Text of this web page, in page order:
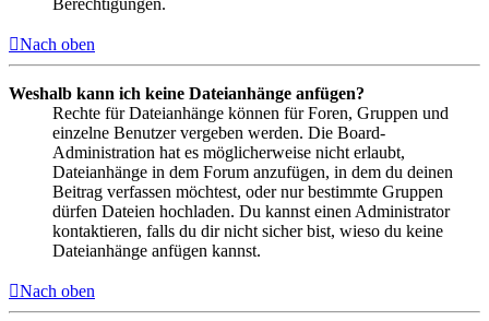
Nach oben
Weshalb kann ich keine Dateianhänge anfügen?
Rechte für Dateianhänge können für Foren, Gruppen und
einzelne Benutzer vergeben werden. Die Board-
Administration hat es möglicherweise nicht erlaubt,
Dateianhänge in dem Forum anzufügen, in dem du deinen
Beitrag verfassen möchtest, oder nur bestimmte Gruppen
dürfen Dateien hochladen. Du kannst einen Administrator
kontaktieren, falls du dir nicht sicher bist, wieso du keine
Dateianhänge anfügen kannst.
Nach oben